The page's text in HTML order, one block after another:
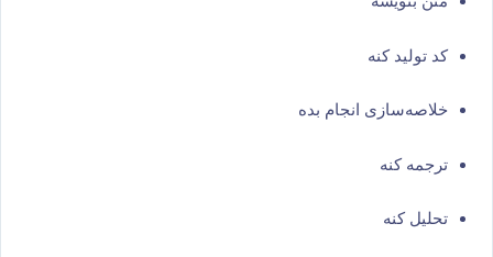
کد تولید کنه
خلاصه‌سازی انجام بده
ترجمه کنه
تحلیل کنه